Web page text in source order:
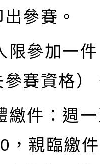
參賽。
限參加一
賽資格）
繳件：週
，親臨繳